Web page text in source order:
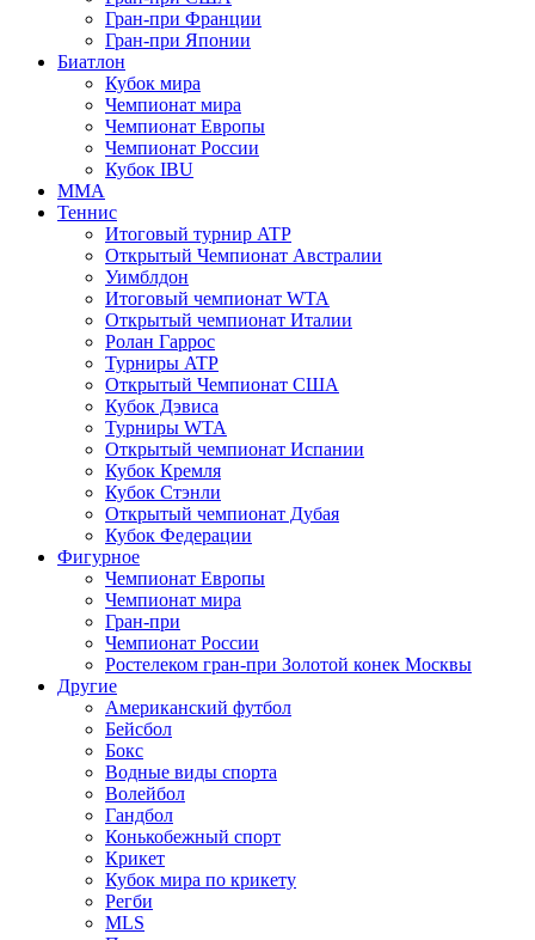
Гран-при Франции
Гран-при Японии
Биатлон
Кубок мира
Чемпионат мира
Чемпионат Европы
Чемпионат России
Кубок IBU
MMA
Теннис
Итоговый турнир ATP
Открытый Чемпионат Австралии
Уимблдон
Итоговый чемпионат WTA
Открытый чемпионат Италии
Ролан Гаррос
Турниры ATP
Открытый Чемпионат США
Кубок Дэвиса
Турниры WTA
Открытый чемпионат Испании
Кубок Кремля
Кубок Стэнли
Открытый чемпионат Дубая
Кубок Федерации
Фигурное
Чемпионат Европы
Чемпионат мира
Гран-при
Чемпионат России
Ростелеком гран-при Золотой конек Москвы
Другие
Американский футбол
Бейсбол
Бокс
Водные виды спорта
Волейбол
Гандбол
Конькобежный спорт
Крикет
Кубок мира по крикету
Регби
MLS